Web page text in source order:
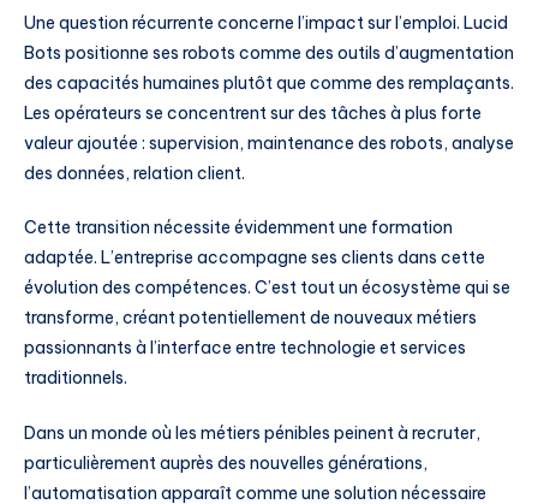
Une question récurrente concerne l’impact sur l’emploi. Lucid
Bots positionne ses robots comme des outils d’augmentation
des capacités humaines plutôt que comme des remplaçants.
Les opérateurs se concentrent sur des tâches à plus forte
valeur ajoutée : supervision, maintenance des robots, analyse
des données, relation client.
Cette transition nécessite évidemment une formation
adaptée. L’entreprise accompagne ses clients dans cette
évolution des compétences. C’est tout un écosystème qui se
transforme, créant potentiellement de nouveaux métiers
passionnants à l’interface entre technologie et services
traditionnels.
Dans un monde où les métiers pénibles peinent à recruter,
particulièrement auprès des nouvelles générations,
l’automatisation apparaît comme une solution nécessaire